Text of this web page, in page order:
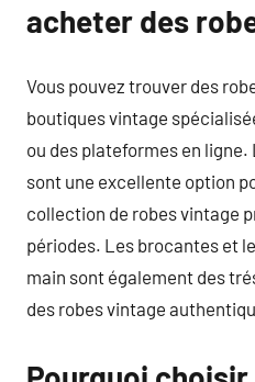
acheter des
Vous pouvez trouver des
boutiques vintage
ou des plateformes en
sont une excellente option
collection de robes vintage
périodes. Les brocantes et
main sont également des
des robes vintage